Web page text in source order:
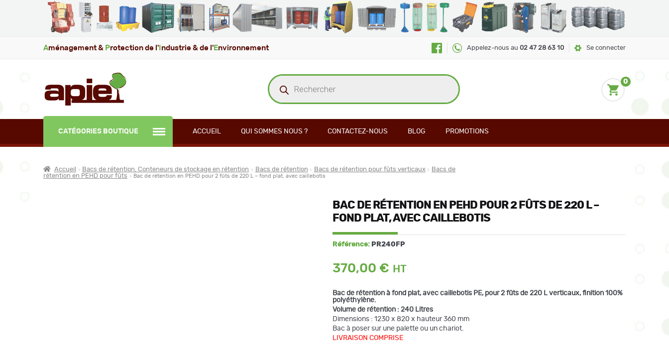
Aménagement & Protection de l' ndustrie & de l' Environnement Appelez-nous au 02 47 28 63 10 Se connecter
Recherche
de
produits
0
CATÉGORIES BOUTIQUE ACCUEIL QUI SOMMES NOUS ? CONTACTEZ-NOUS BLOG PROMOTIONS
Accueil Bacs de rétention, Conteneurs de stockage en rétention Bacs de rétention Bacs de rétention pour fûts verticaux
Bacs de
rétention en PEHD pour fûts
Bac de rétention en PEHD pour 2 fûts de 220 L – fond plat, avec caillebotis
BAC DE RÉTENTION EN PEHD POUR 2 FÛTS DE 220 L –
FOND PLAT, AVEC CAILLEBOTIS
Référence: PR240FP
370,00 €
Bac de rétention à fond plat, avec caillebotis PE, pour 2 fûts de 220 L verticaux, finition 100%
polyéthylène.
Volume de rétention : 240 Litres
Dimensions : 1230 x 820 x hauteur 360 mm
Bac à poser sur une palette ou un chariot.
LIVRAISON COMPRISE